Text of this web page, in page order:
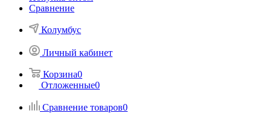
Сравнение
Колумбус
Личный кабинет
Корзина0
Отложенные0
Сравнение товаров0